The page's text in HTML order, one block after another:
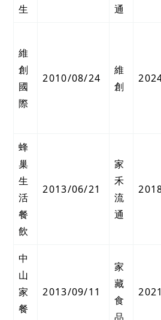
生
通
維
創
國
際
2010/08/24
維
創
蜂
巢
生
活
餐
飲
2013/06/21
家
禾
流
通
中
山
家
餐
2013/09/11
家
藏
食
品